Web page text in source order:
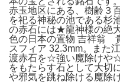
赤玉地区にある、樹齢３
を祀る神秘の池である杉
の赤石には★龍神様の絶
色の日本の置物 吉祥翁
スフィア 32.3mm。また
渡赤石を☆強い魔除けや
をもたらす石として大切
や邪気を跳ね除ける魔除